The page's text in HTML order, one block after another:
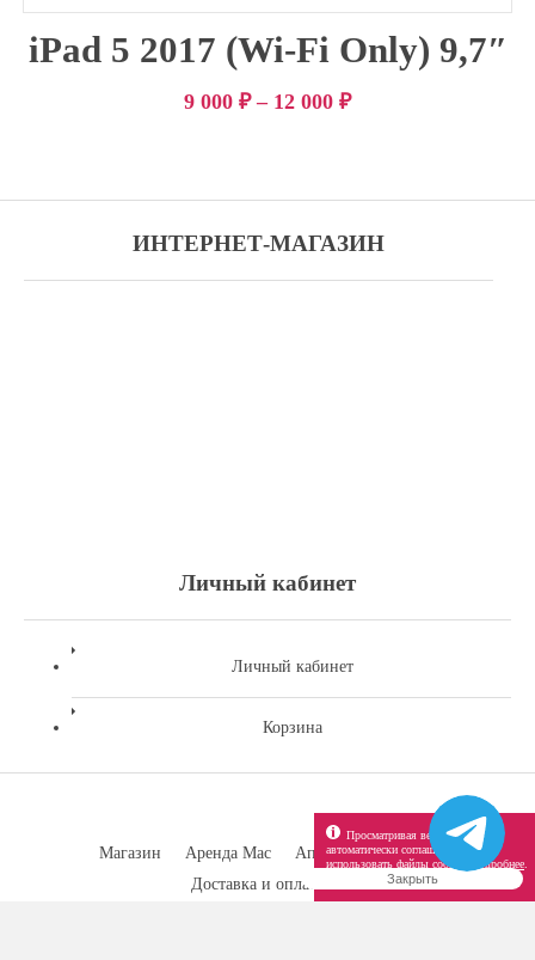
iPad 5 2017 (Wi-Fi Only) 9,7″
9 000 ₽– 12 000 ₽
ИНТЕРНЕТ-МАГАЗИН
Личный кабинет
Личный кабинет
Корзина
Магазин Аренда Mac Апгрейд Mac
Трейд Ин
Доставка и оплата
Контакты
Просматривая веб-сайт вы
автоматически соглашаетесь
использовать файлы cookie.
Подробнее
Закрыть